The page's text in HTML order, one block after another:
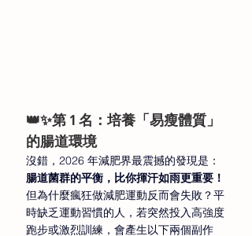
👑✨第 1 名：培養「易瘦體質」
的腸道環境
沒錯，2026 年減肥界最震撼的發現是：
腸道菌群的平衡，比你揮汗如雨更重要！
但為什麼瘋狂做減肥運動反而會失敗？平
時缺乏運動習慣的人，若突然投入高強度
跑步或激烈訓練，會產生以下兩個副作